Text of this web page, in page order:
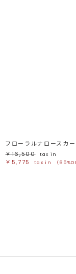
フローラルナロースカー
￥16,500
tax in
￥5,775 tax in （